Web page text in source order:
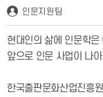
인문지원팀
현대인의 삶에 인문학
앞으로 인문 사업이 나
한국출판문화산업진흥